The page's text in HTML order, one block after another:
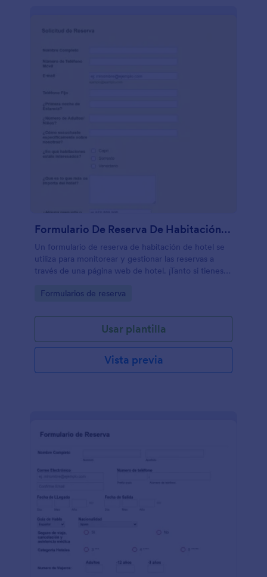
Formulario De Reserva De Habitación De Hotel
Un formulario de reserva de habitación de hotel se
utiliza para monitorear y gestionar las reservas a
través de una página web de hotel. ¡Tanto si tienes
agilizad vuestro proceso de reservas con nuestra
podéis personalizarlo y unirlo en segundos!
Únicamente arrastrad y soltad para conseguir la
apariencia que queréis, después podéis integrarlo
con aplicaciones de terceros, y colocarlos en
vuestra página web para así empezar a reservar
y podréis incrementar el número de reservas que
tenéis actualmente.¡Cada hotel es único y eso lo
creador de formularios de Jotform, sencillo de
del formulario para estructurarlo a vuestro gusto,
imagen, o escoged un tema de la compañía par así
empezar. Podéis incluso recopilar pagos para las
reservas con procesadores de pago conocidos
integrarlo con programas para compartir la
Go to Category:
Formularios de reserva
Usar plantilla
Vista previa